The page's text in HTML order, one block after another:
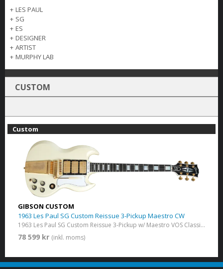
+ LES PAUL
+ SG
+ ES
+ DESIGNER
+ ARTIST
+ MURPHY LAB
CUSTOM
Custom
GIBSON CUSTOM
1963 Les Paul SG Custom Reissue 3-Pickup Maestro CW
1963 Les Paul SG Custom Reissue 3-Pickup w/ Maestro VOS Classic White
78 599 kr (inkl. moms)